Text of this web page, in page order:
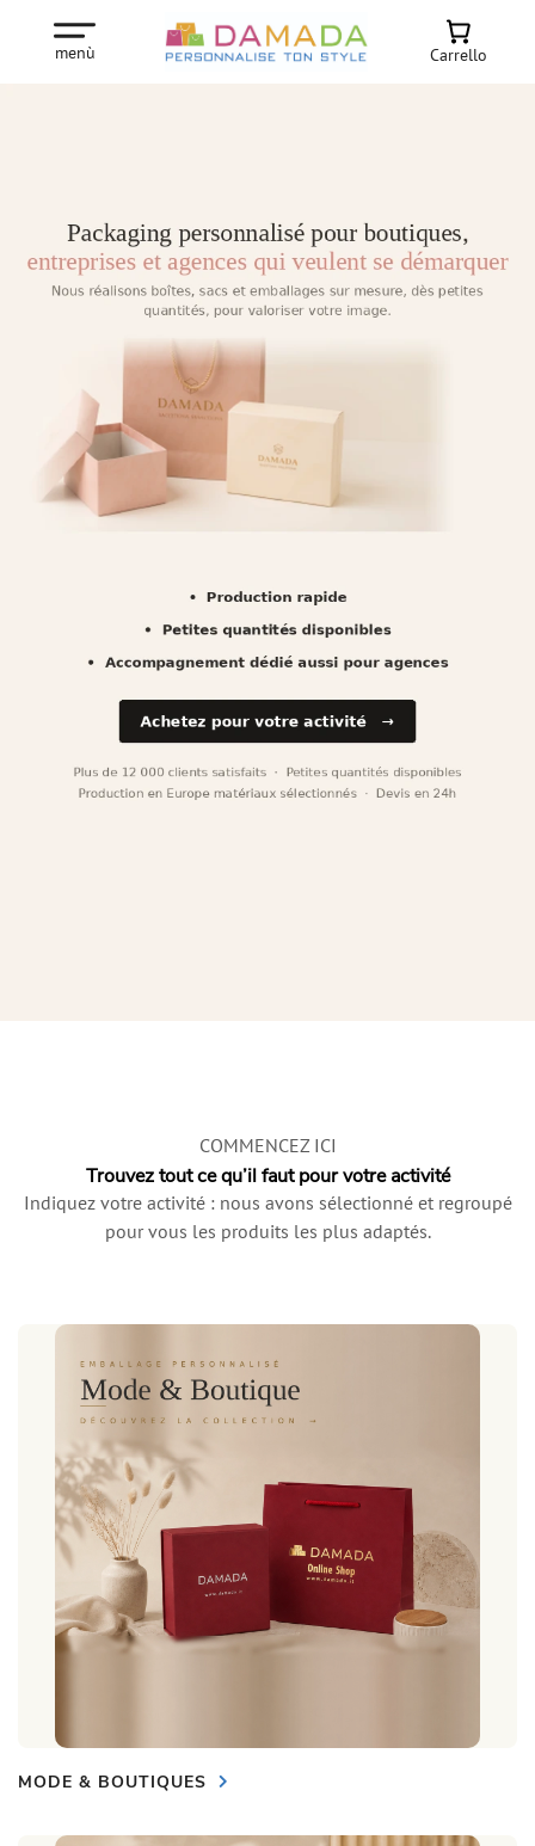
menù Carrello
COMMENCEZ ICI
Trouvez tout ce qu’il faut pour votre activité
Indiquez votre activité : nous avons sélectionné et regroupé
pour vous les produits les plus adaptés.
MODE & BOUTIQUES